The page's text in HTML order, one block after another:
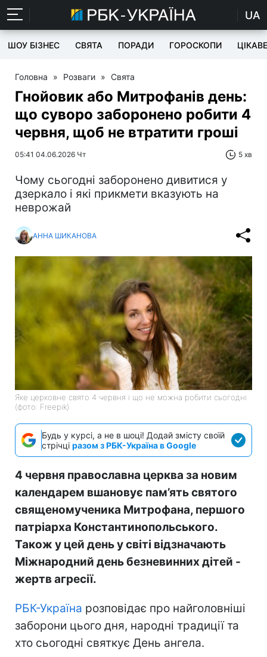
UA
ШОУ БІЗНЕС СВЯТА ПОРАДИ ГОРОСКОПИ ЦІКАВЕ
Головна » Розваги » Свята
Гнойовик або Митрофанів день:
що суворо заборонено робити 4
червня, щоб не втратити гроші
05:41 04.06.2026 Чт 5 хв
Чому сьогодні заборонено дивитися у
дзеркало і які прикмети вказують на
неврожай
АННА ШИКАНОВА
Яке церковне свято 4 червня і що не можна робити сьогодні
(фото: Freepik)
Будь у курсі, а не в шоці! Додай змісту своїй
стрічці разом з РБК-Україна в Google
4 червня православна церква за новим
календарем вшановує пам’ять святого
священомученика Митрофана, першого
патріарха Константинопольського.
Також у цей день у світі відзначають
Міжнародний день безневинних дітей -
жертв агресії.
РБК-Україна розповідає про найголовніші
заборони цього дня, народні традиції та
хто сьогодні святкує День ангела.